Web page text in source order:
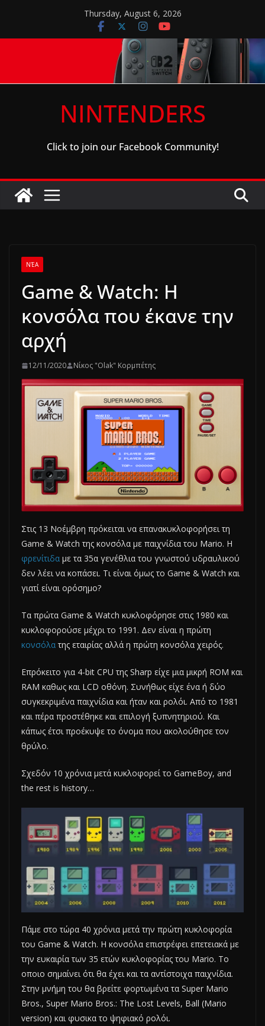
content
Thursday, August 6, 2026
NINTENDERS
Click to join our Facebook Community!
ΝΈΑ
Game & Watch: Η
κονσόλα που έκανε την
αρχή
12/11/2020 Νίκος "Olak" Κορμπέτης
Στις 13 Νοέμβρη πρόκειται να επανακυκλοφορήσει τη
Game & Watch της κονσόλα με παιχνίδια του Mario. Η
φρενίτιδα με τα 35α γενέθλια του γνωστού υδραυλικού
δεν λέει να κοπάσει. Τι είναι όμως το Game & Watch και
γιατί είναι ορόσημο?
Τα πρώτα Game & Watch κυκλοφόρησε στις 1980 και
κυκλοφορούσε μέχρι το 1991. Δεν είναι η πρώτη
κονσόλα της εταιρίας αλλά η πρώτη κονσόλα χειρός.
Επρόκειτο για 4-bit CPU της Sharp είχε μια μικρή ROM και
RAM καθως και LCD οθόνη. Συνήθως είχε ένα ή δύο
συγκεκριμένα παιχνίδια και ήταν και ρολόι. Από το 1981
και πέρα προστέθηκε και επιλογή ξυπνητηριού. Και
κάπως έτσι προέκυψε το όνομα που ακολούθησε τον
θρύλο.
Σχεδόν 10 χρόνια μετά κυκλοφορεί το GameBoy, and
the rest is history…
Πάμε στο τώρα 40 χρόνια μετά την πρώτη κυκλοφορία
του Game & Watch. Η κονσόλα επιστρέφει επετειακά με
την ευκαιρία των 35 ετών κυκλοφορίας του Mario. Το
οποιο σημαίνει ότι θα έχει και τα αντίστοιχα παιχνίδια.
Στην μνήμη του θα βρείτε φορτωμένα τα Super Mario
Bros., Super Mario Bros.: The Lost Levels, Ball (Mario
version) και φυσικα το ψηφιακό ρολόι.